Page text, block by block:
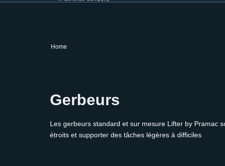
Home
Gerbeurs
Les gerbeurs standard et sur mesure Lifter by Pramac
étroits et supporter des tâches légères à difficiles